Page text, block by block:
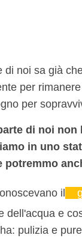
di noi sa già
per
per
di noi non
in uno
potremmo
il
dell'acqua e
pulizia e